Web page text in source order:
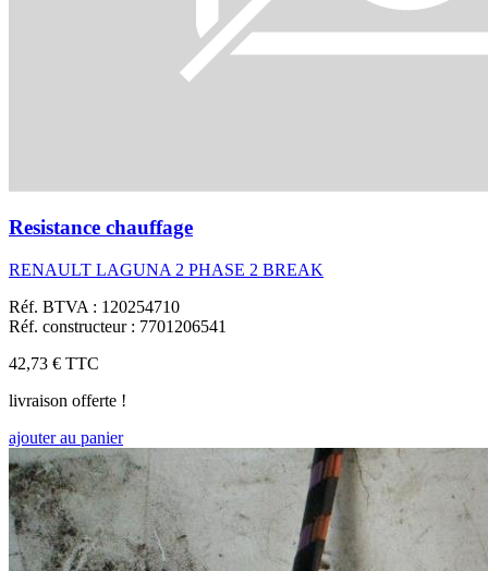
Resistance chauffage
RENAULT LAGUNA 2 PHASE 2 BREAK
Réf. BTVA : 120254710
Réf. constructeur : 7701206541
42,73 € TTC
livraison offerte !
ajouter au panier